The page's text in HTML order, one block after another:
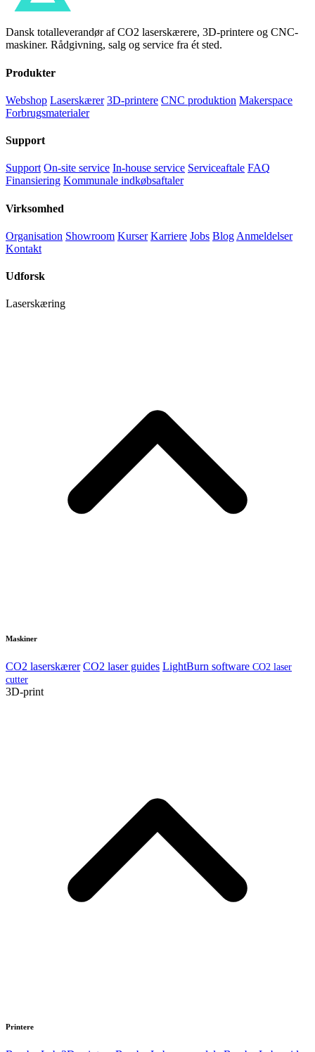
Dansk totalleverandør af CO2 laserskærere, 3D-printere og CNC-
maskiner. Rådgivning, salg og service fra ét sted.
Produkter
Webshop Laserskærer 3D-printere CNC produktion Makerspace
Forbrugsmaterialer
Support
Support On-site service In-house service Serviceaftale FAQ
Finansiering Kommunale indkøbsaftaler
Virksomhed
Organisation Showroom Kurser Karriere Jobs Blog Anmeldelser
Kontakt
Udforsk
Laserskæring
Maskiner
CO2 laserskærer CO2 laser guides LightBurn software CO2 laser
cutter
3D-print
Printere